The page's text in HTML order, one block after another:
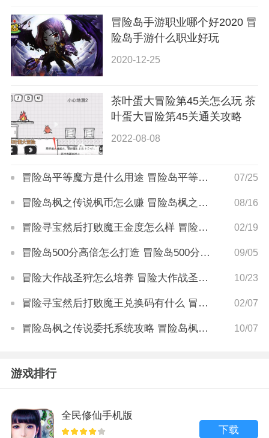
冒险岛手游职业哪个好2020 冒
险岛手游什么职业好玩
2020-12-25
茶叶蛋大冒险第45关怎么玩 茶
叶蛋大冒险第45关通关攻略
2022-08-08
冒险岛平等魔方是什么用途 冒险岛平等魔方怎么获得 07/25
冒险岛枫之传说枫币怎么赚 冒险岛枫之传说枫币获取技巧 08/16
冒险寻宝然后打败魔王金度怎么样 冒险寻宝然后打败魔王金度转职建议 02/19
冒险岛500分高倍怎么打造 冒险岛500分高倍打造攻略 09/05
冒险大作战圣狩怎么培养 冒险大作战圣狩培养攻略 10/23
冒险寻宝然后打败魔王兑换码有什么 冒险寻宝然后打败魔王兑换码怎么用 02/07
冒险岛枫之传说委托系统攻略 冒险岛枫之传说委托系统怎么玩 10/07
游戏排行
全民修仙手机版
下载